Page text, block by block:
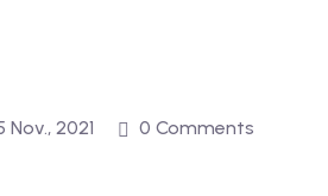
Nov., 2021 0 Comments